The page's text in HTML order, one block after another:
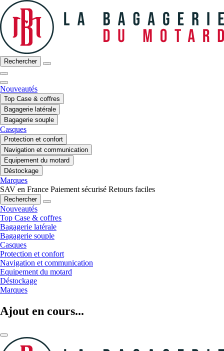
Rechercher
Nouveautés
Top Case & coffres
Bagagerie latérale
Bagagerie souple
Casques
Protection et confort
Navigation et communication
Equipement du motard
Déstockage
Marques
SAV en France Paiement sécurisé Retours faciles
Rechercher
Nouveautés
Top Case & coffres
Bagagerie latérale
Bagagerie souple
Casques
Protection et confort
Navigation et communication
Equipement du motard
Déstockage
Marques
Ajout en cours...